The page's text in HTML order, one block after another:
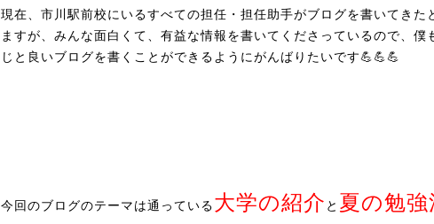
現在、市川駅前校にいるすべての担任・担任助手がブログを書いてきた
ますが、みんな面白くて、有益な情報を書いてくださっているので、僕
じと良いブログを書くことができるようにがんばりたいです💪💪💪
今回のブログのテーマは通っている大学の紹介 と 夏の勉強